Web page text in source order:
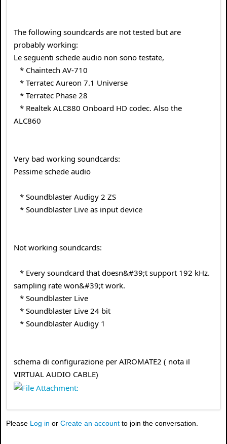
The following soundcards are not tested but are
probably working:
Le seguenti schede audio non sono testate,
* Chaintech AV-710
* Terratec Aureon 7.1 Universe
* Terratec Phase 28
* Realtek ALC880 Onboard HD codec. Also the
ALC860
Very bad working soundcards:
Pessime schede audio
* Soundblaster Audigy 2 ZS
* Soundblaster Live as input device
Not working soundcards:
* Every soundcard that doesn&#39;t support 192 kHz.
sampling rate won&#39;t work.
* Soundblaster Live
* Soundblaster Live 24 bit
* Soundblaster Audigy 1
schema di configurazione per AIROMATE2 ( nota il
VIRTUAL AUDIO CABLE)
Please Log in or Create an account to join the conversation.